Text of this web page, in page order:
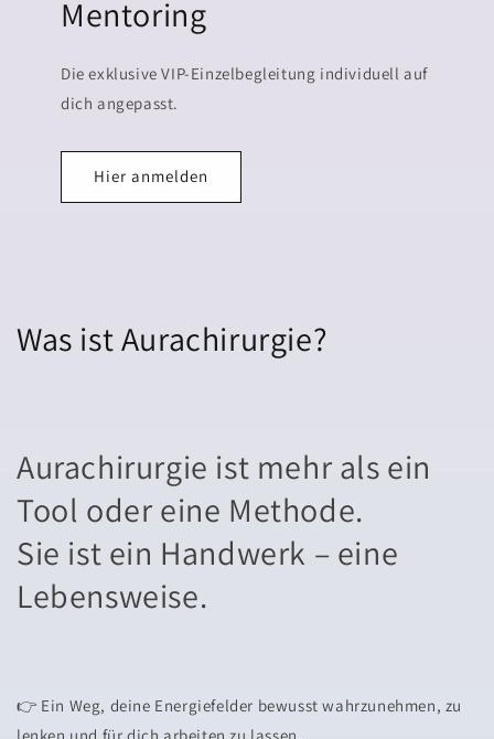
Mentoring
Die exklusive VIP-Einzelbegleitung individuell auf
dich angepasst.
Hier anmelden
Was ist Aurachirurgie?
Aurachirurgie ist mehr als ein
Tool oder eine Methode.
Sie ist ein Handwerk – eine
Lebensweise.
👉 Ein Weg, deine Energiefelder bewusst wahrzunehmen, zu